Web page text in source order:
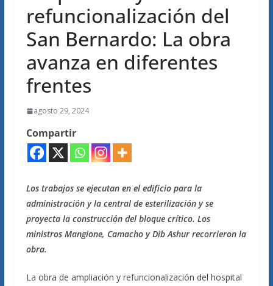
refuncionalización del
San Bernardo: La obra
avanza en diferentes
frentes
agosto 29, 2024
Compartir
Los trabajos se ejecutan en el edificio para la
administración y la central de esterilización y se
proyecta la construcción del bloque crítico. Los
ministros Mangione, Camacho y Dib Ashur recorrieron la
obra.
La obra de ampliación y refuncionalización del hospital